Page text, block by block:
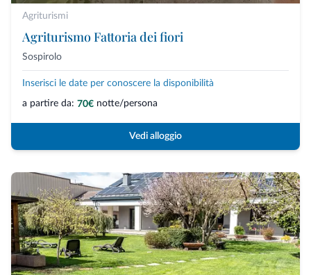
Agriturismi
Agriturismo Fattoria dei fiori
Sospirolo
Inserisci le date per conoscere la disponibilità
a partire da: 70€ notte/persona
Vedi alloggio